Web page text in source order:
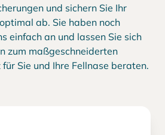
und sichern Sie Ihr
ab. Sie haben noch
einfach an und lassen Sie sich
zum maßgeschneiderten
Sie und Ihre Fellnase beraten.